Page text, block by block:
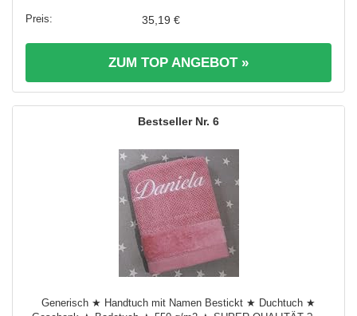
35,19 €
ZUM TOP ANGEBOT »
6
Generisch ★ Handtuch mit Namen Bestickt ★ Duchtuch ★